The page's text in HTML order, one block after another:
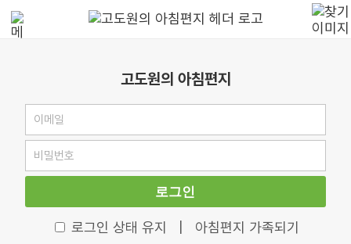
고도원의 아침편지
로그인
로그인 상태 유지 아침편지 가족되기